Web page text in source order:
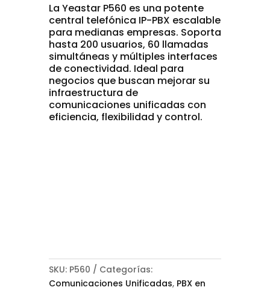
La Yeastar P560 es una potente
central telefónica IP-PBX escalable
para medianas empresas. Soporta
hasta 200 usuarios, 60 llamadas
simultáneas y múltiples interfaces
de conectividad. Ideal para
negocios que buscan mejorar su
infraestructura de
comunicaciones unificadas con
eficiencia, flexibilidad y control.
SKU: P560
Categorías:
Comunicaciones Unificadas, PBX en